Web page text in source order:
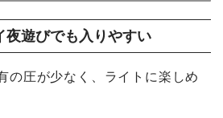
夜遊びでも入りやすい
の圧が少なく、ライトに楽しめ